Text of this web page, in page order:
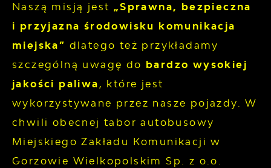
Naszą misją jest „Sprawna, bezpieczna
i przyjazna środowisku komunikacja
miejska” dlatego też przykładamy
szczególną uwagę do bardzo wysokiej
jakości paliwa, które jest
wykorzystywane przez nasze pojazdy. W
chwili obecnej tabor autobusowy
Miejskiego Zakładu Komunikacji w
Gorzowie Wielkopolskim Sp. z o.o.